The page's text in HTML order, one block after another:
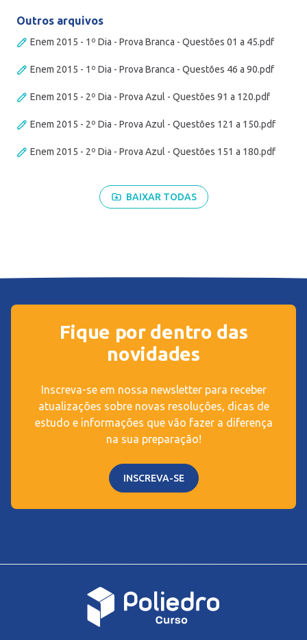
Outros arquivos
Enem 2015 - 1º Dia - Prova Branca - Questões 01 a 45.pdf
Enem 2015 - 1º Dia - Prova Branca - Questões 46 a 90.pdf
Enem 2015 - 2º Dia - Prova Azul - Questões 91 a 120.pdf
Enem 2015 - 2º Dia - Prova Azul - Questões 121 a 150.pdf
Enem 2015 - 2º Dia - Prova Azul - Questões 151 a 180.pdf
BAIXAR TODAS
Fique por dentro das
novidades
Inscreva-se em nossa newsletter para receber
atualizações sobre novas resoluções, dicas de
estudo e informações que vão fazer a diferença
na sua preparação!
INSCREVA-SE